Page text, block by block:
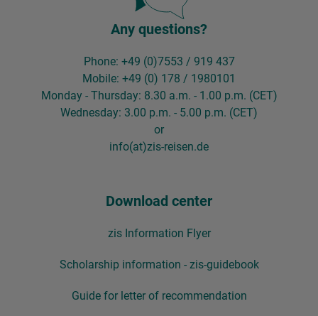
Any questions?
Phone: +49 (0)7553 / 919 437
Mobile: +49 (0) 178 / 1980101
Monday - Thursday: 8.30 a.m. - 1.00 p.m. (CET)
Wednesday: 3.00 p.m. - 5.00 p.m. (CET)
or
info(at)zis-reisen.de
Download center
zis Information Flyer
Scholarship information - zis-guidebook
Guide for letter of recommendation